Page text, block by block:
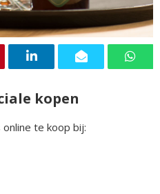
kopen
online te koop bij: